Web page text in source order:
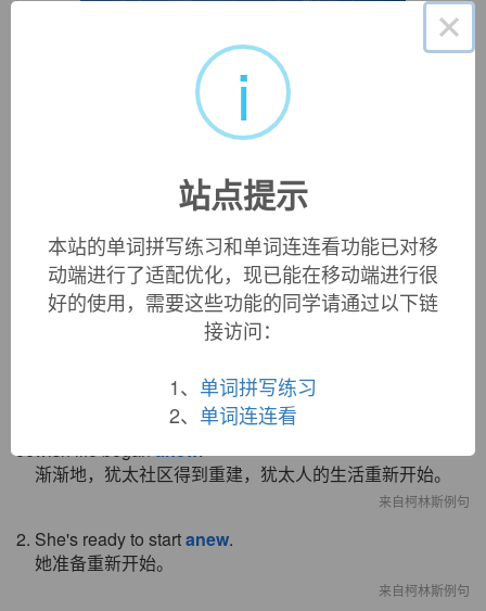
/ 3
c. 1300,a neue, from Old Englishof-niowe; seea-(1) +
new . One-word form dominant from c. 1400.
1. Slowly Jewish communities were reconstituted and
Jewish life begananew.
渐渐地，犹太社区得到重建，犹太人的生活重新开始。
来自柯林斯例句
2. She's ready to startanew.
她准备重新开始。
来自柯林斯例句
×
i
站点提示
本站的单词拼写练习和单词连连看功能已对移
动端进行了适配优化，现已能在移动端进行很
好的使用，需要这些功能的同学请通过以下链
接访问：
1、 单词拼写练习
2、 单词连连看